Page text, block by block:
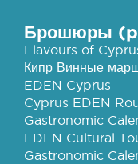
Брошюры
Flavours of
Кипр Винные
EDEN Cyprus
Cyprus EDEN
Gastronomic
EDEN Cultural
Gastronomic